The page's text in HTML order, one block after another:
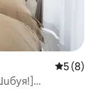
Средна
5 (8)